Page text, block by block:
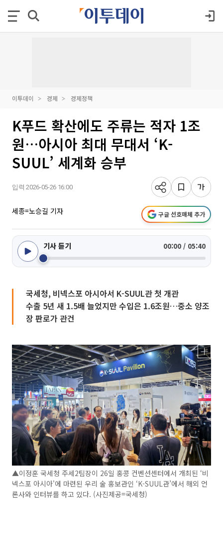
이투데이 경제 경제정책
K푸드 확산에도 주류는 적자 1조
원…아시아 최대 무대서 ‘K-
SUUL’ 세계화 승부
입력 2026-05-26 16:00
세종=노승길 기자 구글 선호매체 추가
기사 듣기 00:00 / 05:40
국세청, 비넥스포 아시아서 K-SUUL관 첫 개관
수출 5년 새 1.5배 늘었지만 수입은 1.6조원…중소 양조
장 판로가 관건
▲이정훈 국세청 주세2팀장이 26일 홍콩 컨벤션센터에서 개최된 ‘비
넥스포 아시아'에 마련된 우리 술 홍보관인 ‘K-SUUL관’에서 해외 언
론사와 인터뷰를 하고 있다. (사진제공=국세청)